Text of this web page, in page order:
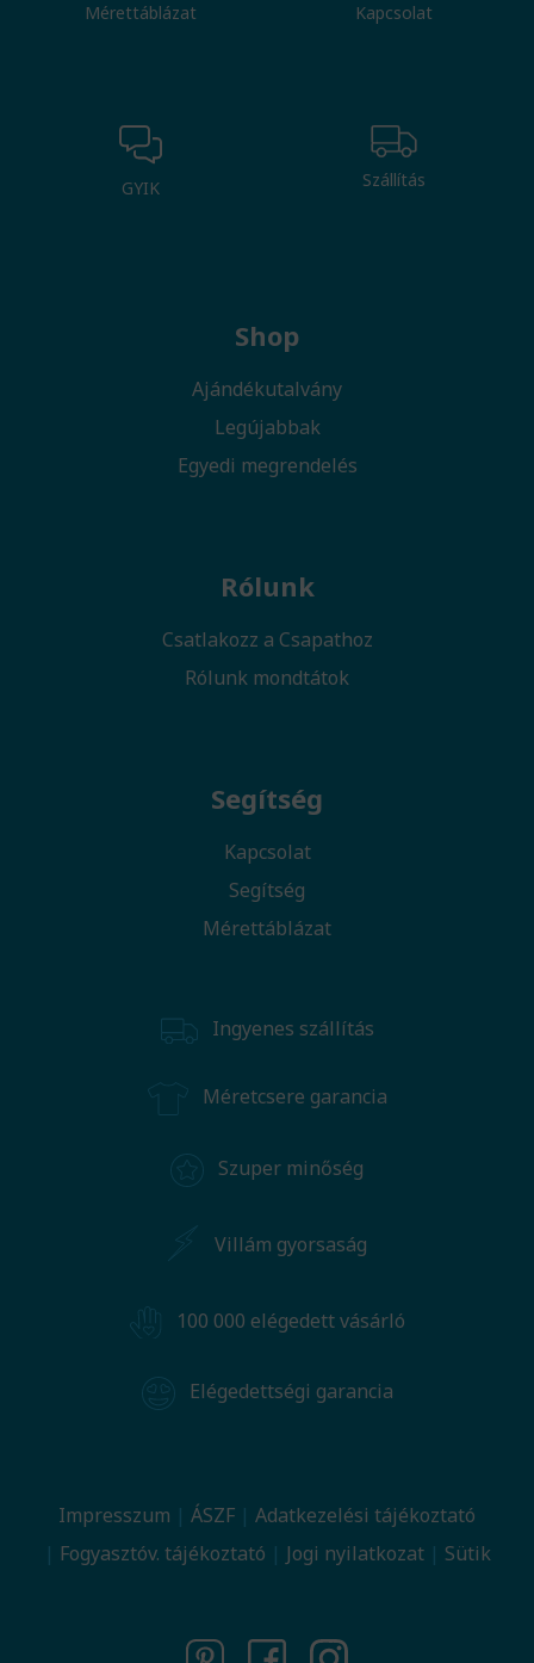
Mérettáblázat Kapcsolat
GYIK Szállítás
Shop
Ajándékutalvány
Legújabbak
Egyedi megrendelés
Rólunk
Csatlakozz a Csapathoz
Rólunk mondtátok
Segítség
Kapcsolat
Segítség
Mérettáblázat
Ingyenes szállítás
Méretcsere garancia
Szuper minőség
Villám gyorsaság
100 000 elégedett vásárló
Elégedettségi garancia
Impresszum ÁSZF
Adatkezelési tájékoztató
Fogyasztóv. tájékoztató
Jogi nyilatkozat Sütik